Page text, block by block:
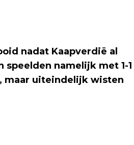
nadat Kaapverdië al
speelden namelijk met 1-1
maar uiteindelijk wisten